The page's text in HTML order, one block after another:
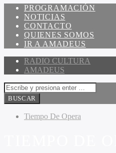
PROGRAMACIÓN
NOTICIAS
CONTACTO
QUIENES SOMOS
IR A AMADEUS
RADIO CULTURA
AMADEUS
Tiempo De Opera